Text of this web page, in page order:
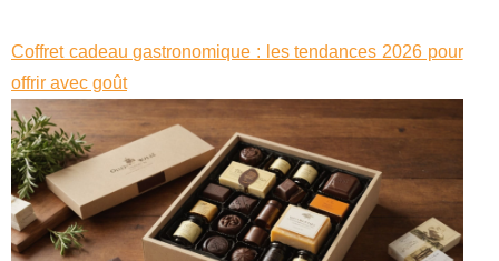
Coffret cadeau gastronomique : les tendances 2026 pour
offrir avec goût